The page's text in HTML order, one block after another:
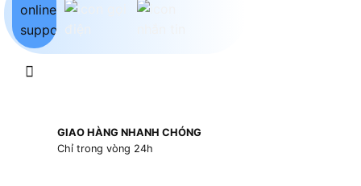
GIAO HÀNG NHANH CHÓNG
Chỉ trong vòng 24h